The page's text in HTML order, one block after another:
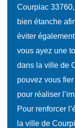
Courpiac
bien étanche
éviter
vous ayez une
dans la ville de
pouvez vous
pour réaliser
Pour renforcer
la ville de